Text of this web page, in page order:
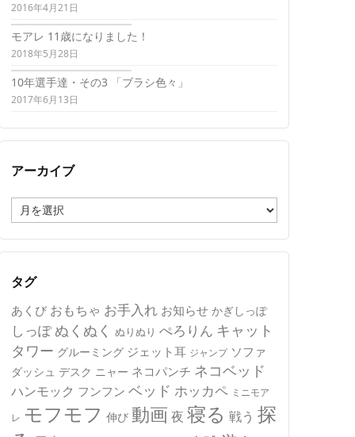
2016年4月21日
モアレ 11歳になりました！
2018年5月28日
10年選手達・その3 「ブラシ色々」
2017年6月13日
アーカイブ
ー
カ
イ
タグ
あくび おもちゃ お手入れ お知らせ かぎしっぽ
しっぽ ぬくぬく ぬりぬり ぺろりん キャット
タワー グルーミング ジェット耳 ジャンプ ソファ
ダッシュ デスク ニャー ネコパンチ ネコベッド
ハンモック フンフン ベッド ホッカペ ミニモア
レ モフモフ 伸び 動画 夜 寝る 戦う 探